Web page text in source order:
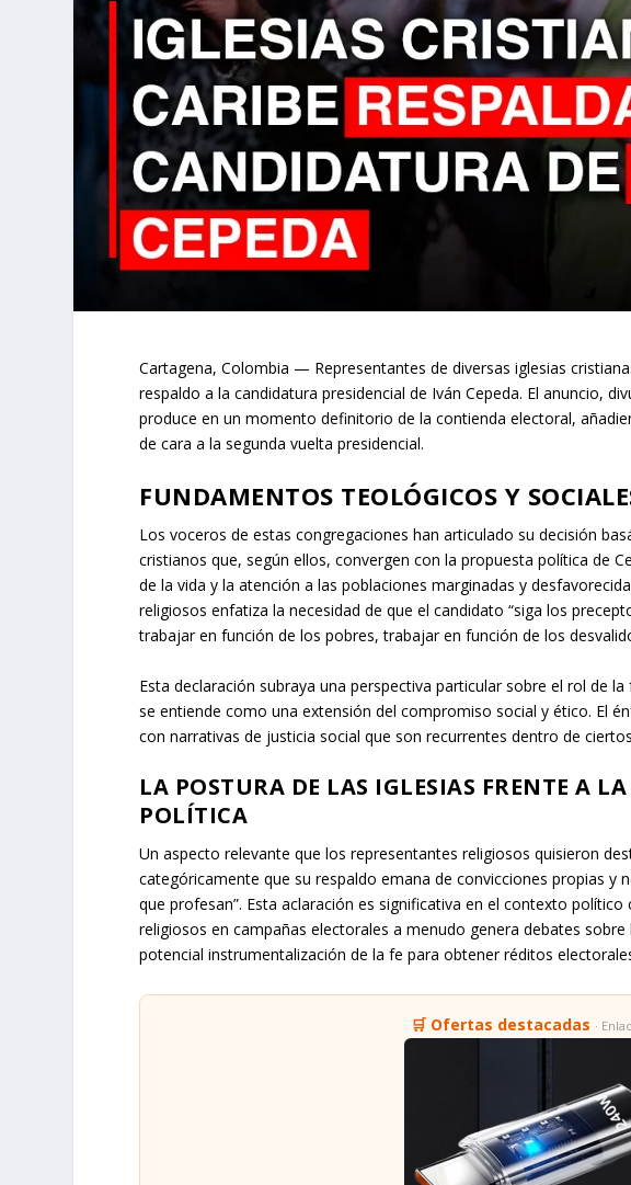
Cartagena, Colombia — Representantes de diversas iglesias
respaldo a la candidatura presidencial de Iván Cepeda. El anuncio,
produce en un momento definitorio de la contienda electoral,
de cara a la segunda vuelta presidencial.
FUNDAMENTOS TEOLÓGICOS Y
Los voceros de estas congregaciones han articulado su decisión
cristianos que, según ellos, convergen con la propuesta política de
de la vida y la atención a las poblaciones marginadas y
religiosos enfatiza la necesidad de que el candidato “siga los
trabajar en función de los pobres, trabajar en función de los
Esta declaración subraya una perspectiva particular sobre el rol de
se entiende como una extensión del compromiso social y ético. El
con narrativas de justicia social que son recurrentes dentro de
LA POSTURA DE LAS IGLESIAS FRENTE A
POLÍTICA
Un aspecto relevante que los representantes religiosos quisieron
categóricamente que su respaldo emana de convicciones propias y
que profesan”. Esta aclaración es significativa en el contexto
religiosos en campañas electorales a menudo genera debates
potencial instrumentalización de la fe para obtener réditos
🛒 Ofertas destacadas ·